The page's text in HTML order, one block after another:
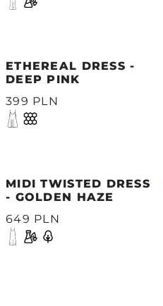
ETHEREAL DRESS -
DEEP PINK
399 PLN
MIDI TWISTED DRESS
- GOLDEN HAZE
649 PLN